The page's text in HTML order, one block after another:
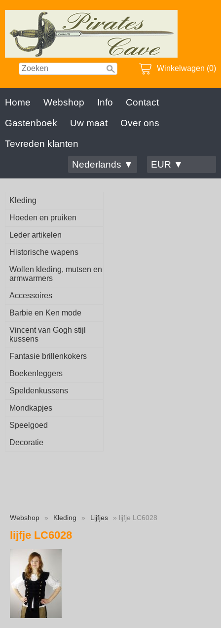
Winkelwagen (0)
Home Webshop Info
Contact
Gastenboek
Uw maat
Over ons
Tevreden klanten
Nederlands ▼
EUR ▼
Kleding
Hoeden en pruiken
Leder artikelen
Historische wapens
Wollen kleding, mutsen en
armwarmers
Accessoires
Barbie en Ken mode
Vincent van Gogh stijl
kussens
Fantasie brillenkokers
Boekenleggers
Speldenkussens
Mondkapjes
Speelgoed
Decoratie
Webshop » Kleding » Lijfjes » lijfje LC6028
lijfje LC6028